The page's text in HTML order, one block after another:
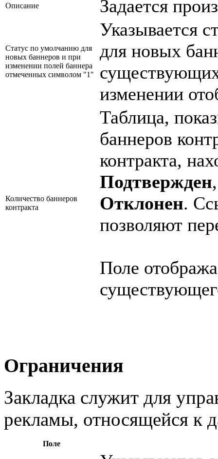
Описание Задается
Статус по умолчанию для
новых баннеров и при
изменении полей баннера
отмеченных символом "1"
Указывается
для новых
изменении
Количество баннеров
контракта
Таблица,
баннеров
контракта,
Подтвержден
Отклонен.
позволяют
Поле
Ограничения
Закладка служит для
рекламы, относящейся к
Поле